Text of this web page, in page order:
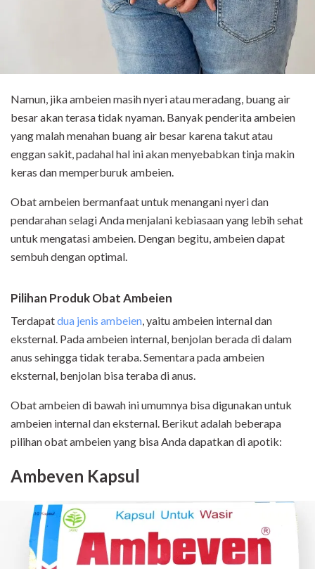
Namun, jika ambeien masih nyeri atau meradang, buang air
besar akan terasa tidak nyaman. Banyak penderita ambeien
yang malah menahan buang air besar karena takut atau
enggan sakit, padahal hal ini akan menyebabkan tinja makin
keras dan memperburuk ambeien.
Obat ambeien bermanfaat untuk menangani nyeri dan
pendarahan selagi Anda menjalani kebiasaan yang lebih sehat
untuk mengatasi ambeien. Dengan begitu, ambeien dapat
sembuh dengan optimal.
Pilihan Produk Obat Ambeien
Terdapatdua jenis ambeien, yaitu ambeien internal dan
eksternal. Pada ambeien internal, benjolan berada di dalam
anus sehingga tidak teraba. Sementara pada ambeien
eksternal, benjolan bisa teraba di anus.
Obat ambeien di bawah ini umumnya bisa digunakan untuk
ambeien internal dan eksternal. Berikut adalah beberapa
pilihan obat ambeien yang bisa Anda dapatkan di apotik:
Ambeven Kapsul